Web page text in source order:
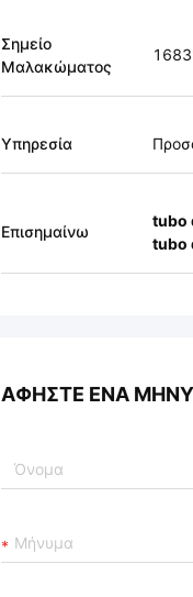
Σημείο
Μαλακώματος
Υπηρεσία
Επισημαίνω
tubo
tubo
ΑΦΉΣΤΕ ΈΝΑ